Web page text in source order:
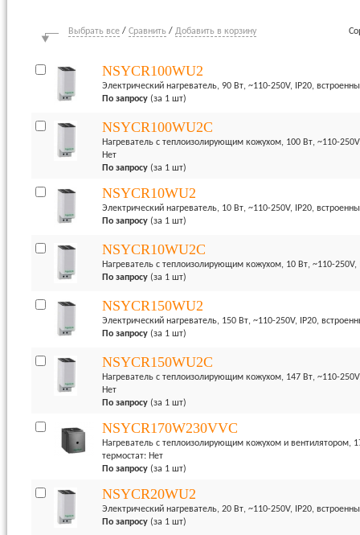
Выбрать все / Сравнить / Добавить в корзину
NSYCR100WU2
Электрический нагреватель, 90 Вт, ~110-250V, IP20,
По запросу (за 1 шт)
NSYCR100WU2C
Нагреватель с теплоизолирующим кожухом, 100 Вт, ~110-
Нет
По запросу (за 1 шт)
NSYCR10WU2
Электрический нагреватель, 10 Вт, ~110-250V, IP20,
По запросу (за 1 шт)
NSYCR10WU2C
Нагреватель с теплоизолирующим кожухом, 10 Вт, ~110-250V,
По запросу (за 1 шт)
NSYCR150WU2
Электрический нагреватель, 150 Вт, ~110-250V, IP20,
По запросу (за 1 шт)
NSYCR150WU2C
Нагреватель с теплоизолирующим кожухом, 147 Вт, ~110-
Нет
По запросу (за 1 шт)
NSYCR170W230VVC
Нагреватель с теплоизолирующим кожухом и вентилятором,
термостат: Нет
По запросу (за 1 шт)
NSYCR20WU2
Электрический нагреватель, 20 Вт, ~110-250V, IP20,
По запросу (за 1 шт)